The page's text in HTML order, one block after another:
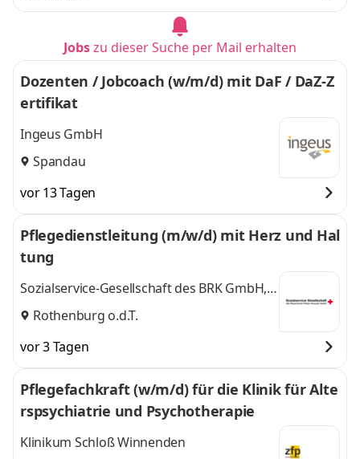
Jobszu dieser Suche per Mail erhalten
Dozenten / Jobcoach (w/m/d) mit DaF / DaZ-Z
ertifikat
Ingeus GmbH
Spandau
vor 13 Tagen
Pflegedienstleitung (m/w/d) mit Herz und Hal
tung
Sozialservice-Gesellschaft des BRK GmbH,
SeniorenWohnen Rothenburg o.d.T.
Rothenburg o.d.T.
vor 3 Tagen
Pflegefachkraft (w/m/d) für die Klinik für Alte
rspsychiatrie und Psychotherapie
Klinikum Schloß Winnenden